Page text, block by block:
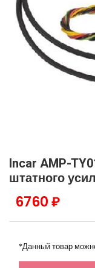
Incar AMP-
штатного
6760 ₽
*Данный товар